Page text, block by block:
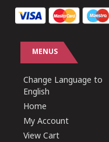
MENUS
Change Language to
English
Home
My Account
View Cart